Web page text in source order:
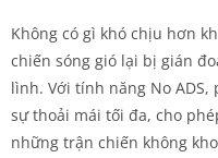
Không có gì khó chịu hơn
chiến sóng gió lại bị gián
lình. Với tính năng No
sự thoải mái tối đa, cho
những trận chiến không